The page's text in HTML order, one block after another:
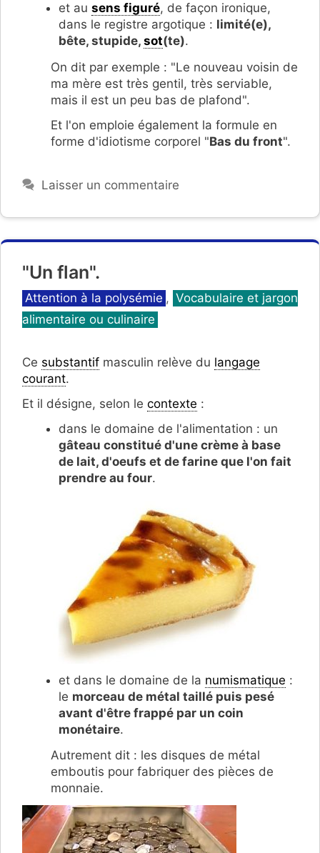
et au sens figuré, de façon ironique,
dans le registre argotique : limité(e),
bête, stupide, sot(te).
On dit par exemple : "Le nouveau voisin de
ma mère est très gentil, très serviable,
mais il est un peu bas de plafond".
Et l'on emploie également la formule en
forme d'idiotisme corporel "Bas du front".
Laisser un commentaire
"Un flan".
Catégories
Attention à la polysémie , Vocabulaire et jargon
alimentaire ou culinaire
Ce substantif masculin relève du langage
courant.
Et il désigne, selon le contexte :
dans le domaine de l'alimentation : un
gâteau constitué d'une crème à base
de lait, d'oeufs et de farine que l'on fait
prendre au four.
et dans le domaine de la numismatique :
le morceau de métal taillé puis pesé
avant d'être frappé par un coin
monétaire.
Autrement dit : les disques de métal
emboutis pour fabriquer des pièces de
monnaie.